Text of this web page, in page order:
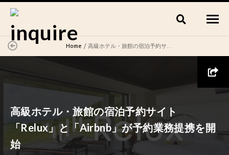
Home 高級ホテル・旅館の宿泊予約サイト「Relux」と「Airbnb」が予約業務提携を開始
高級ホテル・旅館の宿泊予約サイト
「Relux」と「Airbnb」が予約業務提携を開
始